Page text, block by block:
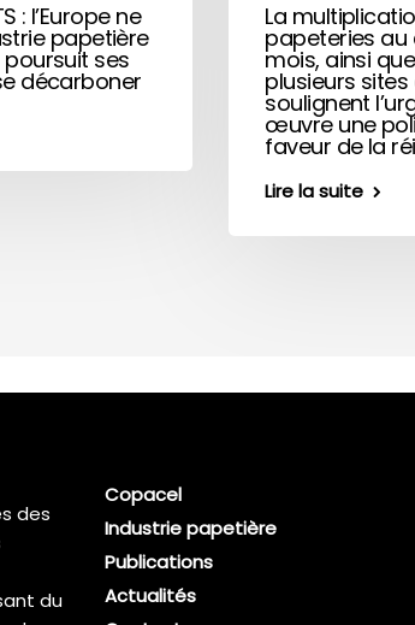
: l’Europe ne
papetière
ses
décarboner
La
papeteries au
mois, ainsi
plusieurs
soulignent
œuvre une
faveur de la
Lire la suite
des
du
Copacel
Industrie papetière
Publications
Actualités